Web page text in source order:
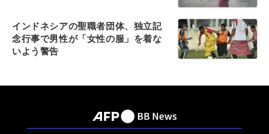
インドネシアの聖職者団体、独立記
念行事で男性が「女性の服」を着な
いよう警告